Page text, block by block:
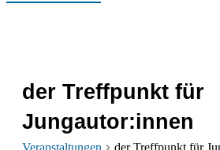
der Treffpunkt für
Jungautor:innen